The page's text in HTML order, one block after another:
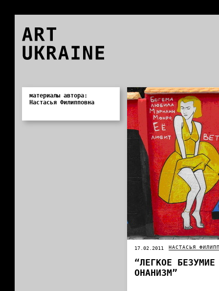
ART
UKRAINE
материалы автора:
Настасья Филипповна
17.02.2011 НАСТАСЬЯ
“ЛЕГКОЕ
ОНАНИЗМ”